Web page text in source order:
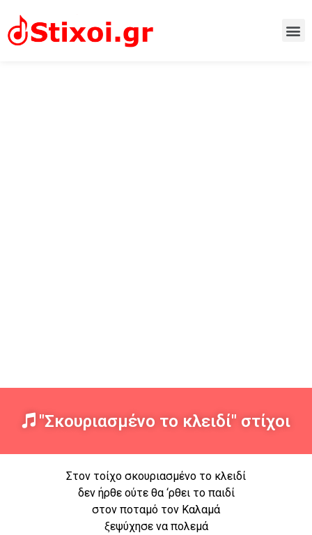
"Σκουριασμένο το κλειδί" στίχοι
Στον τοίχο σκουριασμένο το κλειδί
δεν ήρθε ούτε θα ‘ρθει το παιδί
στον ποταμό τον Καλαμά
ξεψύχησε να πολεμά